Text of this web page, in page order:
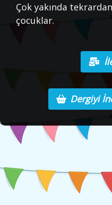
Çok yakında
çocuklar.
Dergiyi